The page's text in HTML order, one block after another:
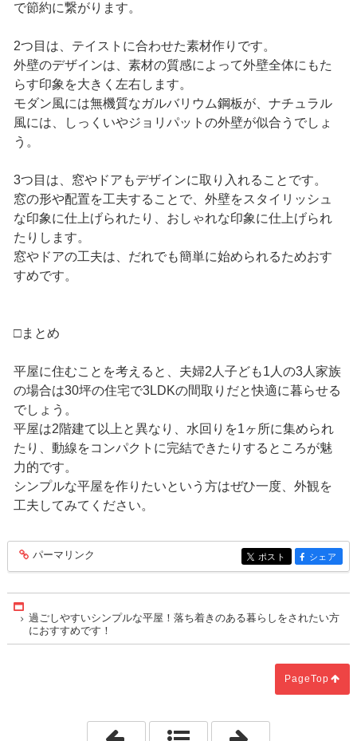
で節約に繋がります。
2つ目は、テイストに合わせた素材作りです。
外壁のデザインは、素材の質感によって外壁全体にもた
らす印象を大きく左右します。
モダン風には無機質なガルバリウム鋼板が、ナチュラル
風には、しっくいやジョリパットの外壁が似合うでしょ
う。
3つ目は、窓やドアもデザインに取り入れることです。
窓の形や配置を工夫することで、外壁をスタイリッシュ
な印象に仕上げられたり、おしゃれな印象に仕上げられ
たりします。
窓やドアの工夫は、だれでも簡単に始められるためおす
すめです。
□まとめ
平屋に住むことを考えると、夫婦2人子ども1人の3人家族
の場合は30坪の住宅で3LDKの間取りだと快適に暮らせる
でしょう。
平屋は2階建て以上と異なり、水回りを1ヶ所に集められ
たり、動線をコンパクトに完結できたりするところが魅
力的です。
シンプルな平屋を作りたいという方はぜひ一度、外観を
工夫してみてください。
entry272
パーマリンク entry272
ポスト entry272
シェア
過ごしやすいシンプルな平屋！落ち着きのある暮らしをされたい方
におすすめです！
PageTop
「ポイントを押さえて可愛いマイホー